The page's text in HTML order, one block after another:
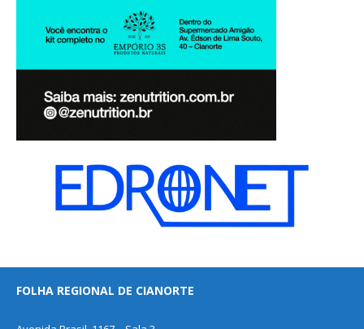
FOLHA REGIONAL DE CIANORTE